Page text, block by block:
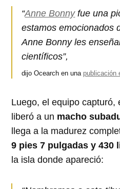
“Anne Bonnyfue una
estamos emocionados
Anne Bonny les
científicos”,
dijo Ocearch en una publicación
Luego, el equipo capturó,
liberó a un macho
llega a la madurez
9 pies 7 pulgadas y 430
la isla donde apareció: